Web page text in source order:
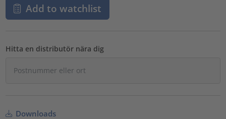
Add to watchlist
Hitta en distributör nära dig
Downloads